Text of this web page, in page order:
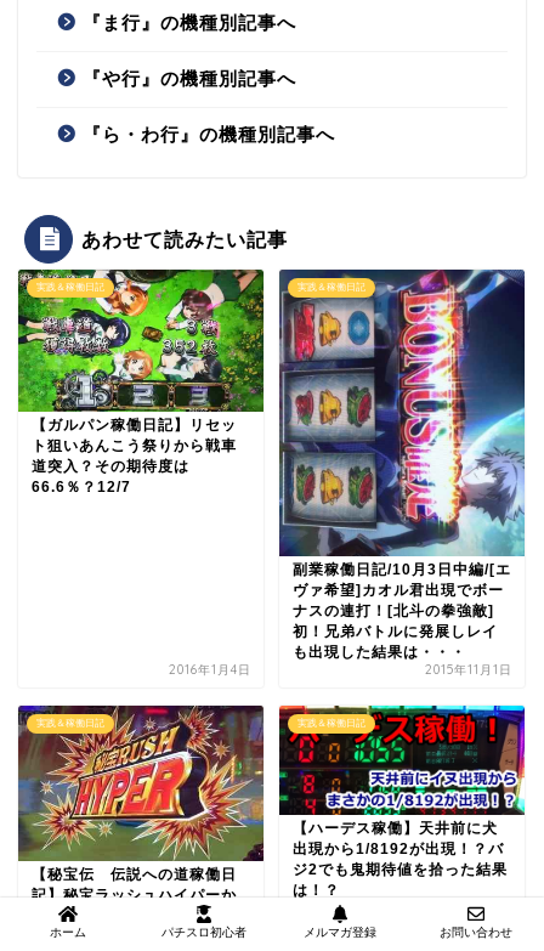
『ま行』の機種別記事へ
『や行』の機種別記事へ
『ら・わ行』の機種別記事へ
あわせて読みたい記事
実践＆稼働日記
【ガルパン稼働日記】リセッ
ト狙いあんこう祭りから戦車
道突入？その期待度は
66.6％？12/7
2016年1月4日
実践＆稼働日記
副業稼働日記/10月3日中編/[エ
ヴァ希望]カオル君出現でボー
ナスの連打！[北斗の拳強敵]
初！兄弟バトルに発展しレイ
も出現した結果は・・・
2015年11月1日
実践＆稼働日記
【秘宝伝 伝説への道稼働日
記】秘宝ラッシュハイパーか
らクレアチャレンジに発展？
その結果は・・・12/28前編
実践＆稼働日記
【ハーデス稼働】天井前に犬
出現から1/8192が出現！？バ
ジ2でも鬼期待値を拾った結果
は！？
ホーム パチスロ初心者 メルマガ登録 お問い合わせ